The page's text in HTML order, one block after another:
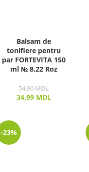
Balsam de
tonifiere pentru
par FORTEVITA 150
ml № 8.22 Roz
54.90MDL
34.99 MDL
-23%